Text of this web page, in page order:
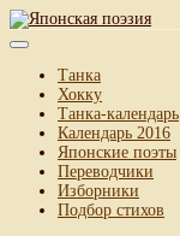
Танка
Хокку
Танка-календарь
Календарь 2016
Японские поэты
Переводчики
Изборники
Подбор стихов